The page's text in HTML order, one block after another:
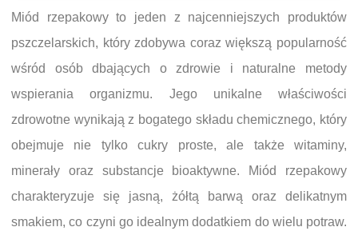
Miód rzepakowy to jeden z najcenniejszych produktów
pszczelarskich, który zdobywa coraz większą popularność
wśród osób dbających o zdrowie i naturalne metody
wspierania organizmu. Jego unikalne właściwości
zdrowotne wynikają z bogatego składu chemicznego, który
obejmuje nie tylko cukry proste, ale także witaminy,
minerały oraz substancje bioaktywne. Miód rzepakowy
charakteryzuje się jasną, żółtą barwą oraz delikatnym
smakiem, co czyni go idealnym dodatkiem do wielu potraw.